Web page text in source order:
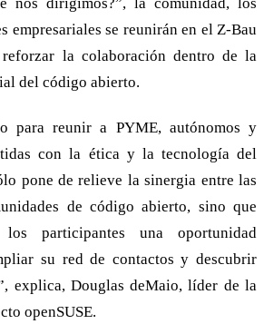
empresariales se reunirán en el Z-Bau
la colaboración dentro de la
del código abierto.
para reunir a PYME, autónomos y
con la ética y la tecnología del
pone de relieve la sinergia entre las
de código abierto, sino que
participantes una oportunidad
su red de contactos y descubrir
explica, Douglas deMaio, líder de la
openSUSE.